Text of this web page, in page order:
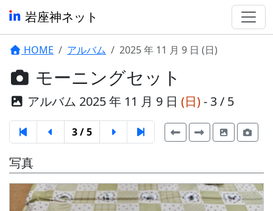
岩座神ネット
HOME アルバム 2025 年 11 月 9 日 (日)
モーニングセット
アルバム 2025 年 11 月 9 日 (日)- 3 / 5
3 / 5
写真